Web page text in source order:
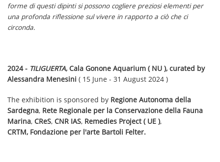
forme di questi dipinti si possono cogliere preziosi elementi per
una profonda riflessione sul vivere in rapporto a ciò che ci
circonda.
2024 - TILIGUERTA, Cala Gonone Aquarium ( NU ), curated by
Alessandra Menesini ( 15 June - 31 August 2024 )
The exhibition is sponsored by Regione Autonoma della
Sardegna, Rete Regionale per la Conservazione della Fauna
Marina, CReS, CNR IAS, Remedies Project ( UE ),
CRTM, Fondazione per l'arte Bartoli Felter.